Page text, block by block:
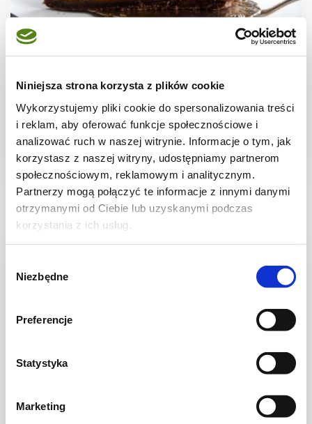
Niniejsza strona korzysta z plików cookie
Wykorzystujemy pliki cookie do spersonalizowania treści
i reklam, aby oferować funkcje społecznościowe i
analizować ruch w naszej witrynie. Informacje o tym, jak
korzystasz z naszej witryny, udostępniamy partnerom
społecznościowym, reklamowym i analitycznym.
Partnerzy mogą połączyć te informacje z innymi danymi
otrzymanymi od Ciebie lub uzyskanymi podczas
korzystania z ich usług.
zgody
Niezbędne
Preferencje
Statystyka
Marketing
Sernik dyniowo - czekoladowy, zebra
10 godz. 4026 kcal 12
DESERY